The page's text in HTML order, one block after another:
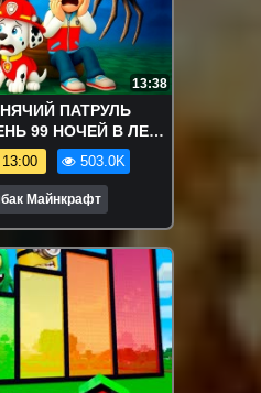
13:38
ПАТРУЛЬ
99 НОЧЕЙ В ЛЕСУ
503.0K
Майнкрафт